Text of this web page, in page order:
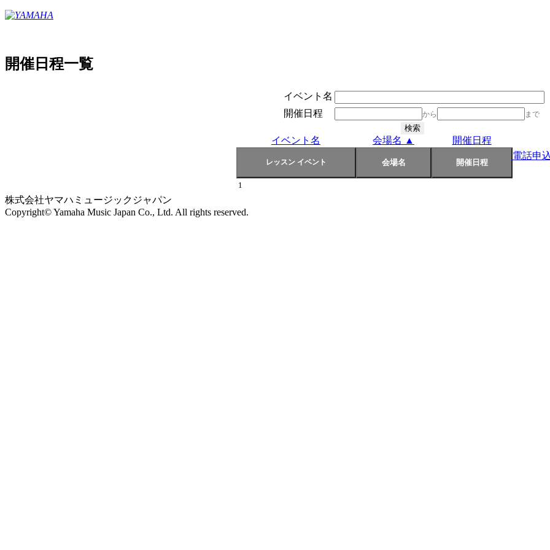
開催日程一覧
イベント名
開催日程
から まで
イベント名 会場名 ▲
開催日程
電話申
1
株式会社ヤマハミュージックジャパン
Copyright© Yamaha Music Japan Co., Ltd. All rights reserved.